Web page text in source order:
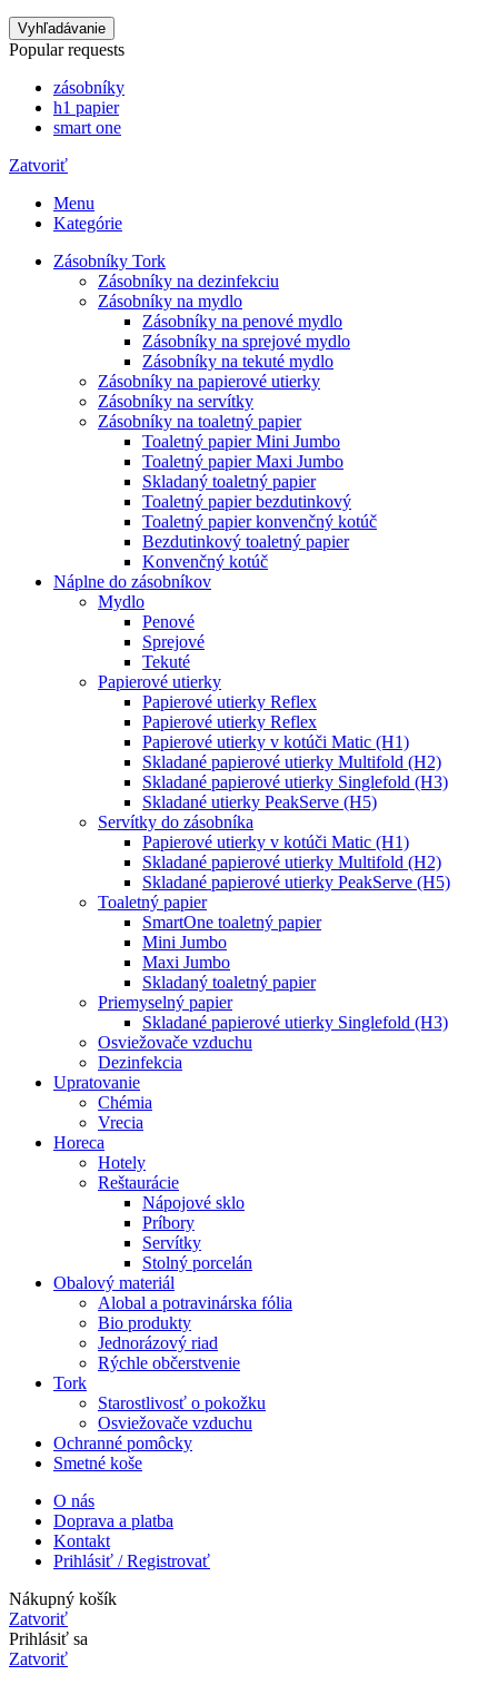
Vyhľadávanie
Popular requests
zásobníky
h1 papier
smart one
Zatvoriť
Menu
Kategórie
Zásobníky Tork
Zásobníky na dezinfekciu
Zásobníky na mydlo
Zásobníky na penové mydlo
Zásobníky na sprejové mydlo
Zásobníky na tekuté mydlo
Zásobníky na papierové utierky
Zásobníky na servítky
Zásobníky na toaletný papier
Toaletný papier Mini Jumbo
Toaletný papier Maxi Jumbo
Skladaný toaletný papier
Toaletný papier bezdutinkový
Toaletný papier konvenčný kotúč
Bezdutinkový toaletný papier
Konvenčný kotúč
Náplne do zásobníkov
Mydlo
Penové
Sprejové
Tekuté
Papierové utierky
Papierové utierky Reflex
Papierové utierky Reflex
Papierové utierky v kotúči Matic (H1)
Skladané papierové utierky Multifold (H2)
Skladané papierové utierky Singlefold (H3)
Skladané utierky PeakServe (H5)
Servítky do zásobníka
Papierové utierky v kotúči Matic (H1)
Skladané papierové utierky Multifold (H2)
Skladané papierové utierky PeakServe (H5)
Toaletný papier
SmartOne toaletný papier
Mini Jumbo
Maxi Jumbo
Skladaný toaletný papier
Priemyselný papier
Skladané papierové utierky Singlefold (H3)
Osviežovače vzduchu
Dezinfekcia
Upratovanie
Chémia
Vrecia
Horeca
Hotely
Reštaurácie
Nápojové sklo
Príbory
Servítky
Stolný porcelán
Obalový materiál
Alobal a potravinárska fólia
Bio produkty
Jednorázový riad
Rýchle občerstvenie
Tork
Starostlivosť o pokožku
Osviežovače vzduchu
Ochranné pomôcky
Smetné koše
O nás
Doprava a platba
Kontakt
Prihlásiť / Registrovať
Nákupný košík
Zatvoriť
Prihlásiť sa
Zatvoriť